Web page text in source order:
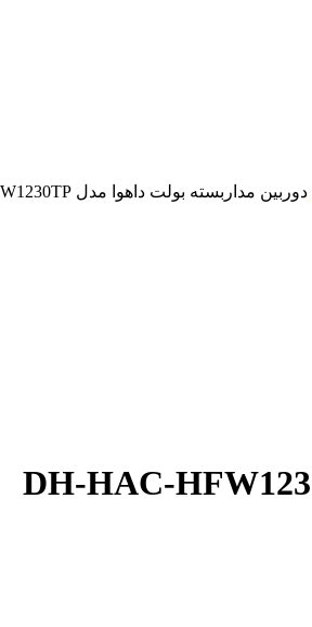
دوربین مداربسته بولت داهوا مدل DH-HAC-HFW1230TP